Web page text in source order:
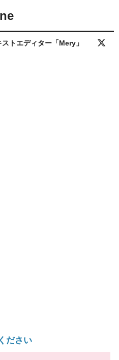
ストエディター「Mery」
ださい